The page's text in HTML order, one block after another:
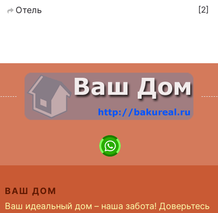
Отель
2
ВАШ ДОМ
Ваш идеальный дом – наша забота! Доверьтесь